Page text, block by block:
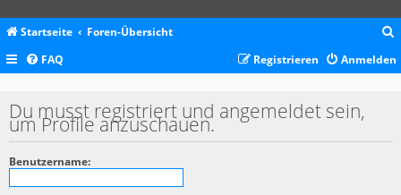
Startseite Foren-Übersicht
c
FAQ Anmelden
Registrieren
Du musst registriert und angemeldet sein,
um Profile anzuschauen.
Benutzername: